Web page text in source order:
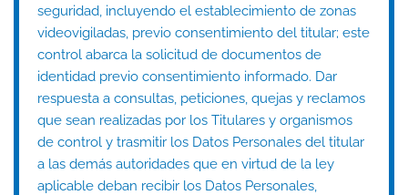
seguridad, incluyendo el establecimiento de zonas
videovigiladas, previo consentimiento del titular; este
control abarca la solicitud de documentos de
identidad previo consentimiento informado. Dar
respuesta a consultas, peticiones, quejas y reclamos
que sean realizadas por los Titulares y organismos
de control y trasmitir los Datos Personales del titular
a las demás autoridades que en virtud de la ley
aplicable deban recibir los Datos Personales,